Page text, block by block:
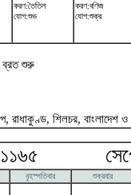
করণ:তৈতিল
যোগ:শুভ
করণ:বণিজ
যোগ:শুক্র
ব্রত শুরু
রাধাকুণ্ড, শিলচর, বাংলাদেশ
বৃহস্পতিবার শুক্রবার